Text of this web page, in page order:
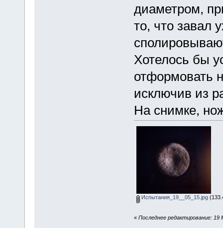
диаметром,
то, что завал
Хотелось бы
отформовать
исключив из
На снимке,
Испытания_19__05_15.jpg
« Последнее редактирование: